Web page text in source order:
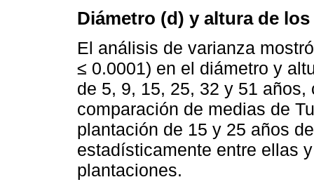
Diámetro (d) y altura de
El análisis de varianza
≤ 0.0001) en el diámetro y
de 5, 9, 15, 25, 32 y 51
comparación de medias de
plantación de 15 y 25 años
estadísticamente entre ellas
plantaciones.